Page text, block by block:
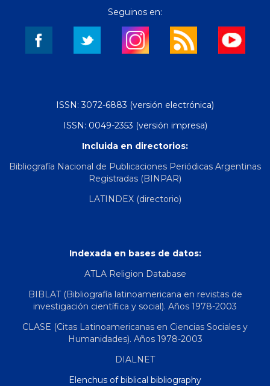
Seguinos en:
ISSN: 3072-6883 (versión electrónica)
ISSN: 0049-2353 (versión impresa)
Incluida en directorios:
Bibliografía Nacional de Publicaciones Periódicas Argentinas
Registradas (BINPAR)
LATINDEX (directorio)
Indexada en bases de datos:
ATLA Religion Database
BIBLAT (Bibliografía latinoamericana en revistas de
investigación científica y social). Años 1978-2003
CLASE (Citas Latinoamericanas en Ciencias Sociales y
Humanidades). Años 1978-2003
DIALNET
Elenchus of biblical bibliography